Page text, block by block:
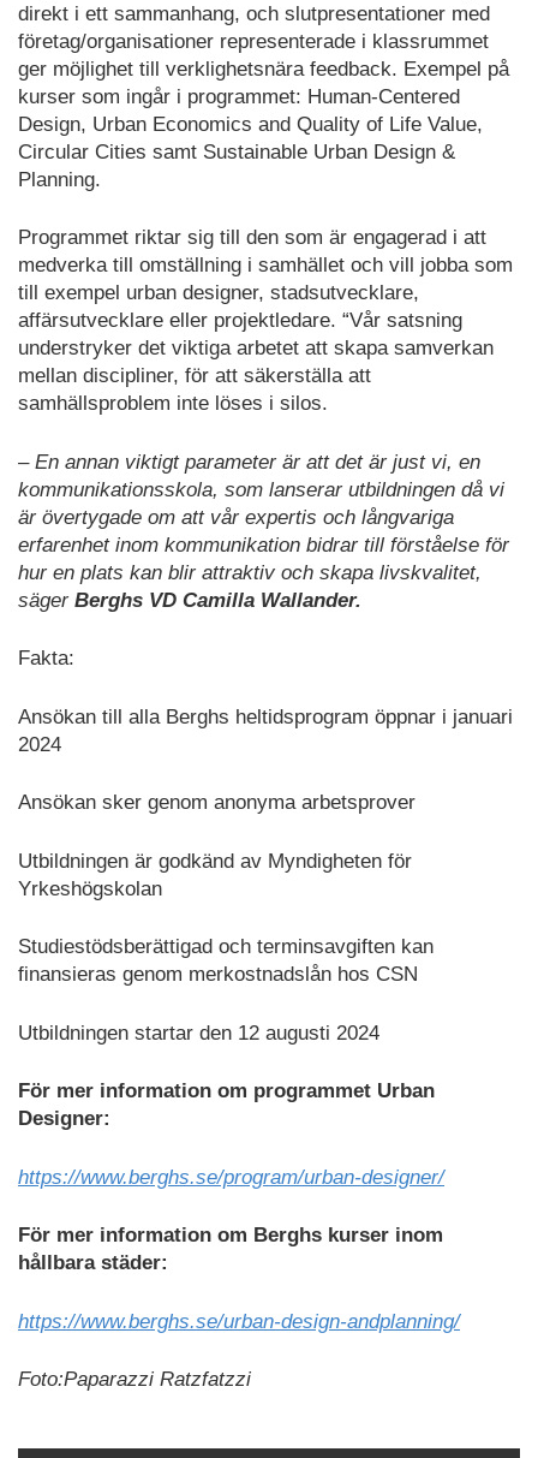
direkt i ett sammanhang, och slutpresentationer med
företag/organisationer representerade i klassrummet
ger möjlighet till verklighetsnära feedback. Exempel på
kurser som ingår i programmet: Human-Centered
Design, Urban Economics and Quality of Life Value,
Circular Cities samt Sustainable Urban Design &
Planning.
Programmet riktar sig till den som är engagerad i att
medverka till omställning i samhället och vill jobba som
till exempel urban designer, stadsutvecklare,
affärsutvecklare eller projektledare. “Vår satsning
understryker det viktiga arbetet att skapa samverkan
mellan discipliner, för att säkerställa att
samhällsproblem inte löses i silos.
– En annan viktigt parameter är att det är just vi, en
kommunikationsskola, som lanserar utbildningen då vi
är övertygade om att vår expertis och långvariga
erfarenhet inom kommunikation bidrar till förståelse för
hur en plats kan blir attraktiv och skapa livskvalitet,
säger Berghs VD Camilla Wallander.
Fakta:
Ansökan till alla Berghs heltidsprogram öppnar i januari
2024
Ansökan sker genom anonyma arbetsprover
Utbildningen är godkänd av Myndigheten för
Yrkeshögskolan
Studiestödsberättigad och terminsavgiften kan
finansieras genom merkostnadslån hos CSN
Utbildningen startar den 12 augusti 2024
För mer information om programmet Urban
Designer:
https://www.berghs.se/program/urban-designer/
För mer information om Berghs kurser inom
hållbara städer:
https://www.berghs.se/urban-design-andplanning/
Foto:Paparazzi Ratzfatzzi